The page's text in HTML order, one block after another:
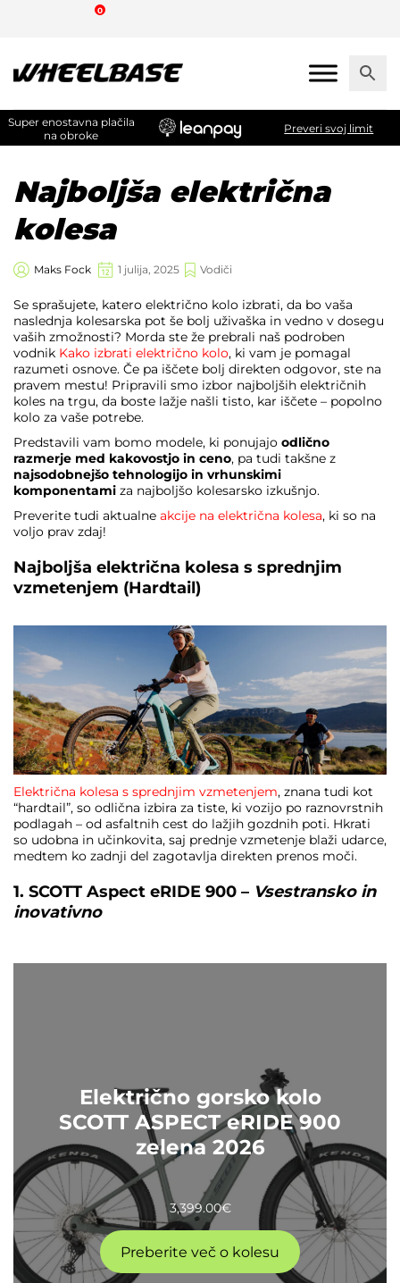
content
0
Super enostavna plačila
na obroke
Preveri svoj limit
Najboljša električna
kolesa
Maks Fock 1 julija, 2025 Vodiči
Se sprašujete, katero električno kolo izbrati, da bo vaša
naslednja kolesarska pot še bolj uživaška in vedno v dosegu
vaših zmožnosti? Morda ste že prebrali naš podroben
vodnik Kako izbrati električno kolo, ki vam je pomagal
razumeti osnove. Če pa iščete bolj direkten odgovor, ste na
pravem mestu! Pripravili smo izbor najboljših električnih
koles na trgu, da boste lažje našli tisto, kar iščete – popolno
kolo za vaše potrebe.
Predstavili vam bomo modele, ki ponujajo odlično
razmerje med kakovostjo in ceno, pa tudi takšne z
najsodobnejšo tehnologijo in vrhunskimi
komponentami za najboljšo kolesarsko izkušnjo.
Preverite tudi aktualne akcije na električna kolesa, ki so na
voljo prav zdaj!
Najboljša električna kolesa s sprednjim
vzmetenjem (Hardtail)
Električna kolesa s sprednjim vzmetenjem, znana tudi kot
“hardtail”, so odlična izbira za tiste, ki vozijo po raznovrstnih
podlagah – od asfaltnih cest do lažjih gozdnih poti. Hkrati
so udobna in učinkovita, saj prednje vzmetenje blaži udarce,
medtem ko zadnji del zagotavlja direkten prenos moči.
1. SCOTT Aspect eRIDE 900 – Vsestransko in
inovativno
Električno gorsko kolo
SCOTT ASPECT eRIDE 900
zelena 2026
3,399.00€
Preberite več o kolesu